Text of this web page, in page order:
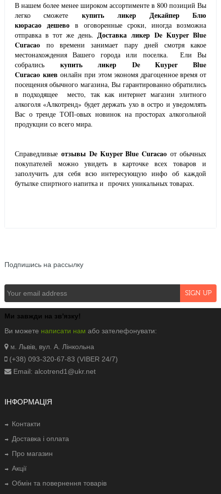
В нашем более менее широком ассортименте в 800 позиций Вы
легко сможете купитьликер Декайпер Блю
кюрасаодешево в оговоренные сроки, иногда возможна
отправка в тот же день.ДоставкаликерDe Kuyper Blue
Curacaoпо времени занимает пару дней смотря какое
местонахождения Вашего города или поселка. Ели Вы
собрались купитьликер De Kuyper Blue
Curacao киевонлайн при этом экономя драгоценное время от
посещения обычного магазина, Вы гарантированно обратились
в подходящее место, так как интернет магазин элитного
алкоголя «Алкотренд» будет держать ухо в остро и уведомлять
Вас о тренде ТОП-овых новинок на просторах алкогольной
продукции со всего мира.
Справедливые отзывы De Kuyper Blue Curacaoот обычных
покупателей можно увидеть в карточке всех товаров и
заполучить для себя всю интересующую инфо об каждой
бутылке спиртного напитка и прочих уникальных товарах.
Подпишись на рассылку
Ми завжди на зв'язку!
Ви можете написати нам або зателефонувати:
м
. Львів, вул. А. Лінкольна
(+38) 093-320-67-83 (VIBER 24/7)
Email: alcotrend1@ukr.net
ІНФОРМАЦІЯ
Контакти
Доставка і оплата
Про магазин
Акції
Обмін та повернення товарів